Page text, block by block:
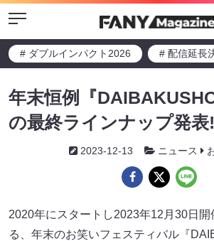
Menu
# ダブルインパクト2026 # 配信延長
年末恒例『
の最終ラインナップ発表!
2023-12-13 ニュース
2020年にスタートし2023年12月30日開
る、年末のお笑いフェスティバル『